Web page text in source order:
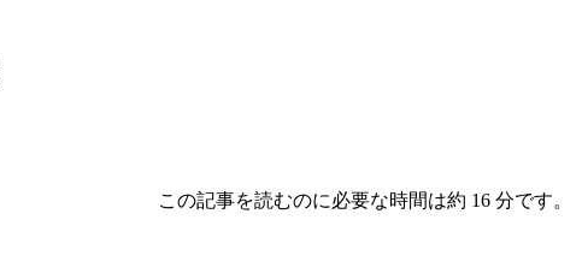
この記事を読むのに必要な時間は約 16 分です。